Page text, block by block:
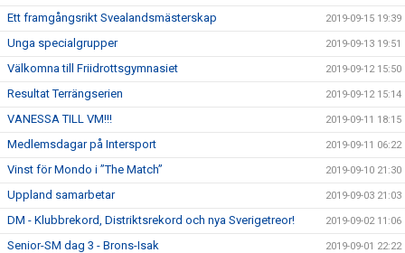
Ett framgångsrikt Svealandsmästerskap 2019-09-15 19:39
Unga specialgrupper 2019-09-13 19:51
Välkomna till Friidrottsgymnasiet 2019-09-12 15:50
Resultat Terrängserien 2019-09-12 15:14
VANESSA TILL VM!!! 2019-09-11 18:15
Medlemsdagar på Intersport 2019-09-11 06:22
Vinst för Mondo i ”The Match” 2019-09-10 21:30
Uppland samarbetar 2019-09-03 21:03
DM - Klubbrekord, Distriktsrekord och nya Sverigetreor! 2019-09-02 11:06
Senior-SM dag 3 - Brons-Isak 2019-09-01 22:22